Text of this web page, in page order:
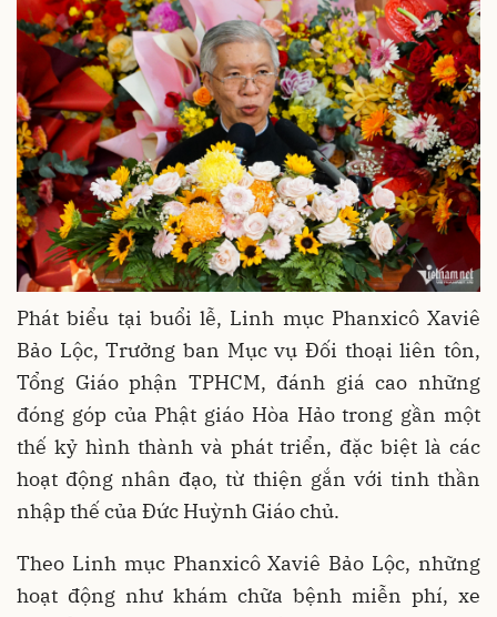
Phát biểu tại buổi lễ, Linh mục Phanxicô Xaviê
Bảo Lộc, Trưởng ban Mục vụ Đối thoại liên tôn,
Tổng Giáo phận TPHCM, đánh giá cao những
đóng góp của Phật giáo Hòa Hảo trong gần một
thế kỷ hình thành và phát triển, đặc biệt là các
hoạt động nhân đạo, từ thiện gắn với tinh thần
nhập thế của Đức Huỳnh Giáo chủ.
Theo Linh mục Phanxicô Xaviê Bảo Lộc, những
hoạt động như khám chữa bệnh miễn phí, xe